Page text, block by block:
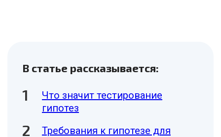
В статье рассказывается:
Что значит тестирование
гипотез
Требования к гипотезе для